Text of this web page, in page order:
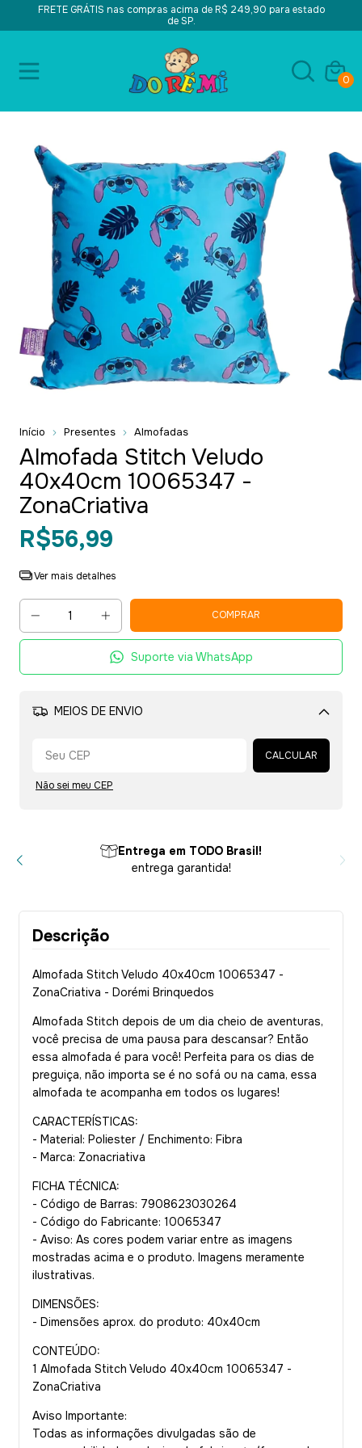
FRETE GRÁTIS nas compras acima de R$ 249,90 para estado
de SP.
0
Início Presentes Almofadas
Almofada Stitch Veludo
40x40cm 10065347 -
ZonaCriativa
R$56,99
Ver mais detalhes
Suporte via WhatsApp
MEIOS DE ENVIO
Alterar CEP
CALCULAR
Não sei meu CEP
Entrega em TODO Brasil!
entrega garantida!
Descrição
Almofada Stitch Veludo 40x40cm 10065347 -
ZonaCriativa - Dorémi Brinquedos
Almofada Stitch depois de um dia cheio de aventuras,
você precisa de uma pausa para descansar? Então
essa almofada é para você! Perfeita para os dias de
preguiça, não importa se é no sofá ou na cama, essa
almofada te acompanha em todos os lugares!
CARACTERÍSTICAS:
- Material: Poliester / Enchimento: Fibra
- Marca: Zonacriativa
FICHA TÉCNICA:
- Código de Barras: 7908623030264
- Código do Fabricante: 10065347
- Aviso: As cores podem variar entre as imagens
mostradas acima e o produto. Imagens meramente
ilustrativas.
DIMENSÕES:
- Dimensões aprox. do produto: 40x40cm
CONTEÚDO:
1 Almofada Stitch Veludo 40x40cm 10065347 -
ZonaCriativa
Aviso Importante:
Todas as informações divulgadas são de